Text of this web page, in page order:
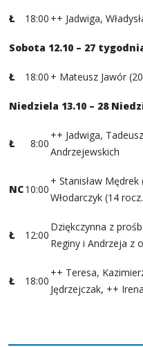
Ł 18:00 ++ Jadwiga,
Sobota 12.10 – 27
Ł 18:00 + Mateusz Jawór
Niedziela 13.10 – 28
Ł 8:00
++ Jadwiga,
Andrzejewskich
NC10:00
+ Stanisław
Włodarczyk (14
Ł 12:00
Dziękczynna z
Reginy i Andrzeja z
Ł 18:00
++ Teresa,
Jędrzejczak, ++